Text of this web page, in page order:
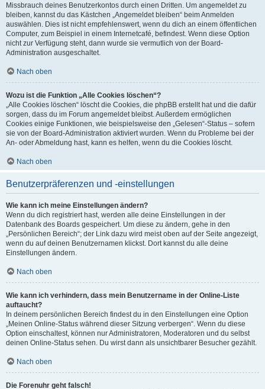
Missbrauch deines Benutzerkontos durch einen Dritten. Um angemeldet zu
bleiben, kannst du das Kästchen „Angemeldet bleiben“ beim Anmelden
auswählen. Dies ist nicht empfehlenswert, wenn du dich an einem öffentlichen
Computer, zum Beispiel in einem Internetcafé, befindest. Wenn diese Option
nicht zur Verfügung steht, dann wurde sie vermutlich von der Board-
Administration ausgeschaltet.
Nach oben
Wozu ist die Funktion „Alle Cookies löschen“?
„Alle Cookies löschen“ löscht die Cookies, die phpBB erstellt hat und die dafür
sorgen, dass du im Forum angemeldet bleibst. Außerdem ermöglichen
Cookies einige Funktionen, wie beispielsweise den „Gelesen“-Status – sofern
sie von der Board-Administration aktiviert wurden. Wenn du Probleme bei der
An- oder Abmeldung hast, kann es helfen, wenn du die Cookies löscht.
Nach oben
Benutzerpräferenzen und -einstellungen
Wie kann ich meine Einstellungen ändern?
Wenn du dich registriert hast, werden alle deine Einstellungen in der
Datenbank des Boards gespeichert. Um diese zu ändern, gehe in den
„Persönlichen Bereich“; der Link dazu wird meist oben auf der Seite angezeigt,
wenn du auf deinen Benutzernamen klickst. Dort kannst du alle deine
Einstellungen ändern.
Nach oben
Wie kann ich verhindern, dass mein Benutzername in der Online-Liste
auftaucht?
In deinem persönlichen Bereich findest du in den Einstellungen eine Option
„Meinen Online-Status während dieser Sitzung verbergen“. Wenn du diese
Option einschaltest, können nur Administratoren, Moderatoren und du selbst
deinen Online-Status sehen. Du wirst dann als unsichtbarer Besucher gezählt.
Nach oben
Die Forenuhr geht falsch!